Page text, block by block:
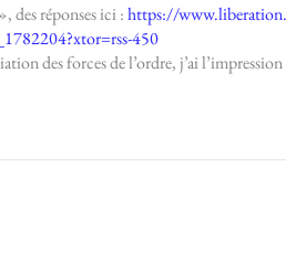
des réponses ici :https://
450
des forces de l’ordre, j’ai l’impression